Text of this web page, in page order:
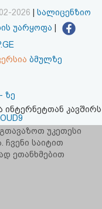
2026
სალიცენზიო
უარყოფა
ბმულზე
ზე
ინტერნეტთან კავშირს
უკეთესი
საიტით
ეთანხმებით